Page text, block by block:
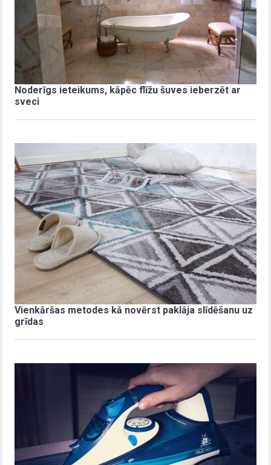
Noderīgs ieteikums, kāpēc flīžu šuves ieberzēt ar
sveci
Vienkāršas metodes kā novērst paklāja slīdēšanu uz
grīdas